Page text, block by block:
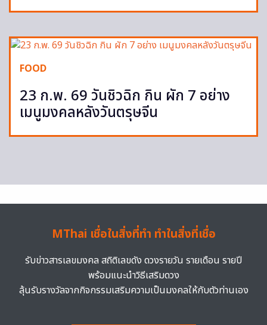
FOOD
23 ก.พ. 69 วันชิวฉิก กิน ผัก 7 อย่าง
เมนูมงคลหลังวันตรุษจีน
MThai เชื่อในสิ่งที่ทำ ทำในสิ่งที่เชื่อ
รับข่าวสารเลขมงคล สถิติเลขดัง ดวงรายวัน รายเดือน รายปี
พร้อมแนะนำวิธีเสริมดวง
ลุ้นรับรางวัลจากกิจกรรมเสริมความเป็นมงคลให้กับตัวท่านเอง